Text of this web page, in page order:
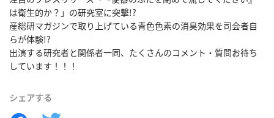
は衛生的か？」の研究室に突撃!?
産総研マガジンで取り上げている青色色素の消臭効果を司会者自
らが体験!?
出演する研究者と関係者一同、たくさんのコメント・質問お待ち
しています！！！
シェアする